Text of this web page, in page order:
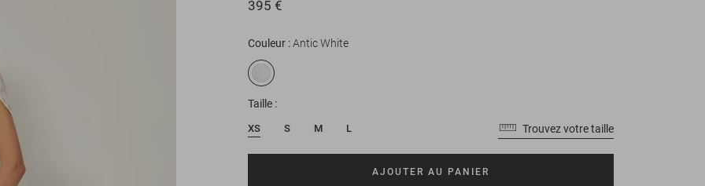
395 €
Couleur Antic White
Taille
XS S M L Trouvez votre taille
AJOUTER AU PANIER